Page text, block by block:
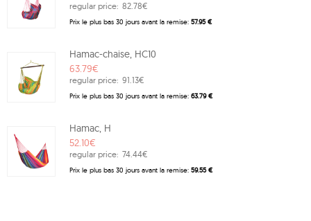
regular price: 82.78€
Prix ​​le plus bas 30 jours avant la remise: 57.95 €
Hamac-chaise, HC10
63.79€
regular price: 91.13€
Prix ​​le plus bas 30 jours avant la remise: 63.79 €
Hamac, H
52.10€
regular price: 74.44€
Prix ​​le plus bas 30 jours avant la remise: 59.55 €